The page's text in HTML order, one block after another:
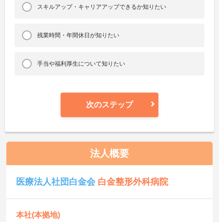
スキルアップ・キャリアアップできるか知りたい
残業時間・年間休日が知りたい
手当や福利厚生について知りたい
次のステップ
法人概要
医療法人社団白金会 白金整形外科病院
本社(本拠地)